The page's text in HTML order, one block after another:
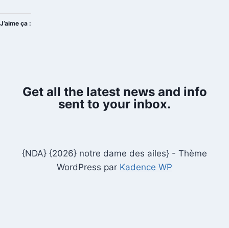
J’aime ça :
Get all the latest news and info
sent to your inbox.
{NDA} {2026} notre dame des ailes} - Thème
WordPress par Kadence WP